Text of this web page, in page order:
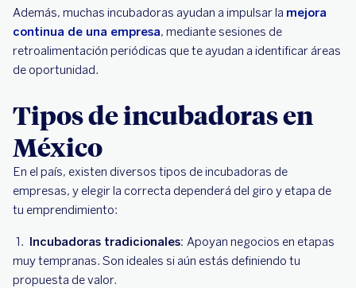
Además, muchas incubadoras ayudan a impulsar la mejora
continua de una empresa, mediante sesiones de
retroalimentación periódicas que te ayudan a identificar áreas
de oportunidad.
Tipos de incubadoras en
México
En el país, existen diversos tipos de incubadoras de
empresas, y elegir la correcta dependerá del giro y etapa de
tu emprendimiento:
Incubadoras tradicionales: Apoyan negocios en etapas
muy tempranas. Son ideales si aún estás definiendo tu
propuesta de valor.